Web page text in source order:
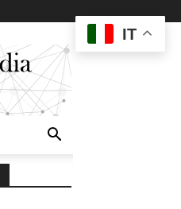
IT